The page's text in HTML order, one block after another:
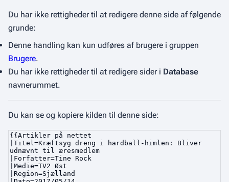
Du har ikke rettigheder til at redigere denne side af følgende
grunde:
Denne handling kan kun udføres af brugere i gruppen
Brugere.
Du har ikke rettigheder til at redigere sider i Database
navnerummet.
Du kan se og kopiere kilden til denne side: